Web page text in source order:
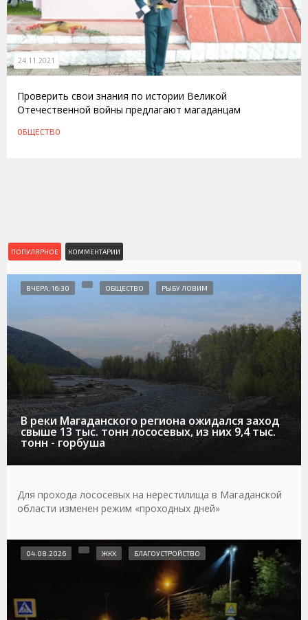
24.11.2021
Проверить свои знания по истории Великой
Отечественной войны предлагают магаданцам
ОБЩЕСТВО
ПОПУЛЯРНОЕ КОММЕНТАРИИ
В реки Магаданского региона ожидался заход
свыше 13 тыс. тонн лососевых, из них 9,4 тыс.
тонн - горбуша
ВЧЕРА, 16:30 ОБЩЕСТВО РЫБУ ЛОВИМ
Для прохода лососевых на нерестилища в Магаданской
области изменен режим «проходных дней»
04.08.2026 ЖКХ БЛАГОУСТРОЙСТВО